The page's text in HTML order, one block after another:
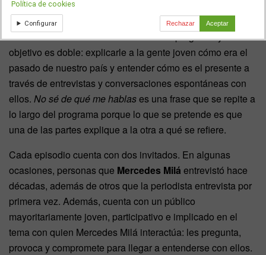
El extenso archivo con las entrevistas históricas de
Mercedes Miláes el hilo conductor del programa y su
objetivo es doble: explicarle a la gente joven cómo era el
pasado de nuestro país y entender cómo es el presente a
través de entrevistas y conversaciones espontáneas con
ellos. No sé de qué me hablases una frase que se repite a
lo largo del programa porque lo que se pretende es que
una de las partes explique a la otra a qué se refiere.
Cada episodio cuenta con dos invitados. En algunas
ocasiones, personas que Mercedes Milá entrevistó hace
décadas, además de otros que la periodista entrevista por
primera vez. Además, cuenta con un público
mayoritariamente joven, participativo e implicado en el
tema con quien Mercedes Milá interactúa: les pregunta,
provoca y compromete para llegar a entenderse con ellos.
Política de cookies
Configurar Rechazar Aceptar